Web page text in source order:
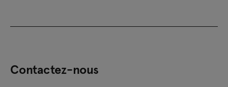
Contactez-nous